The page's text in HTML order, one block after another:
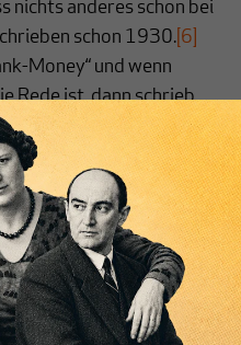
nichts anderes schon bei
schon 1930. [6]
Money“ und wenn
Rede ist, dann schrieb
Money“, Schöpfung
ist so banal. Geld beruht
bzw. Kredit
Glaube an die
Eigentlich genügt es, wo
beim Lesen „Kredit“
des Geldsystems